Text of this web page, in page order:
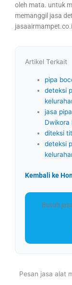
oleh mata. untuk
memanggil jasa
Artikel Terkait
pipa
deteksi
jasa
Dwikora
diteksi
deteksi
Kembali ke
Butuh
Pesan jasa alat